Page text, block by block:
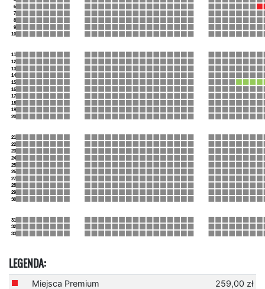
LEGENDA:
Miejsca Premium
259,00 zł